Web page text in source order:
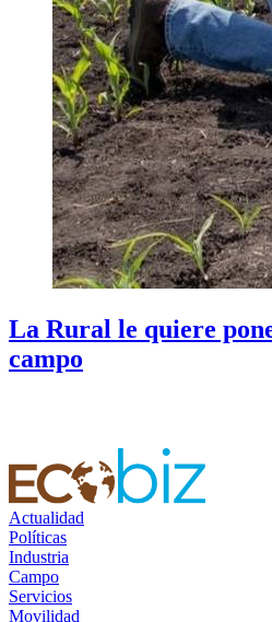
La Rural le quiere
campo
Actualidad
Políticas
Industria
Campo
Servicios
Movilidad